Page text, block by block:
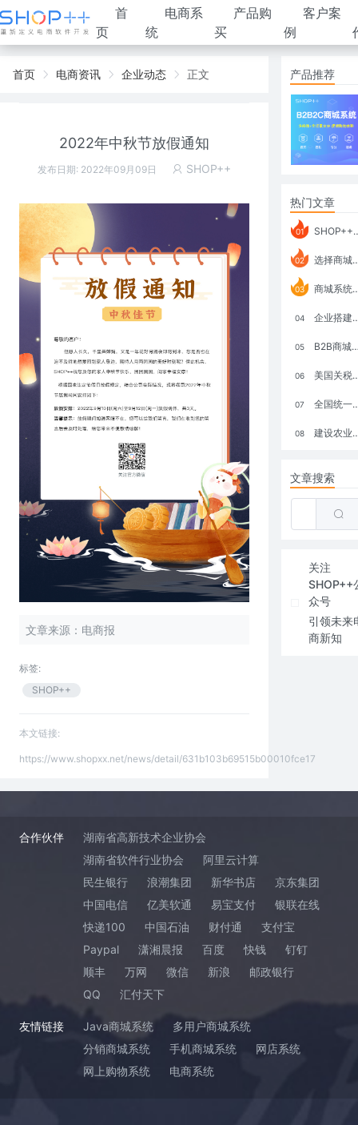
首
页
电商系
统
产品购
买
客户案
例
首页 电商资讯 企业动态 正文
2022年中秋节放假通知
发布日期: 2022年09月09日 SHOP++
文章来源：电商报
标签:
SHOP++
本文链接:
https://www.shopxx.net/news/detail/631b103b69515b00010fce17
产品推荐
热门文章
01 SHOP++ B2B2C V9.1 全新发布 新亮点
02 选择商城系统要考虑哪些问题？
03 商城系统如何打通跨境电商模式？
04 企业搭建积分商城系统要注意什么？
05 B2B商城系统搭建：开发语言、功能、优势分析
06 美国关税政策冲击全球电商格局：五大类平台受重创，转型与自救成关键
07 全国统一大市场：电商如何掘金新蓝海？
08 建设农业强国，网上商城来助力！
文章搜索
关注
SHOP++
众号
引领未来
商新知
合作伙伴
湖南省高新技术企业协会
湖南省软件行业协会
阿里云计算
民生银行
浪潮集团 新华书店
京东集团
中国电信
亿美软通 易宝支付
银联在线
快递100
中国石油 财付通
支付宝
Paypal
潇湘晨报 百度 快钱
钉钉
顺丰
万网 微信 新浪
邮政银行
QQ
汇付天下
友情链接 Java商城系统
多用户商城系统
分销商城系统
手机商城系统
网店系统
网上购物系统
电商系统